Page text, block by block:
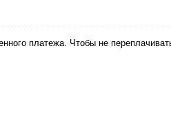
платежа. Чтобы не